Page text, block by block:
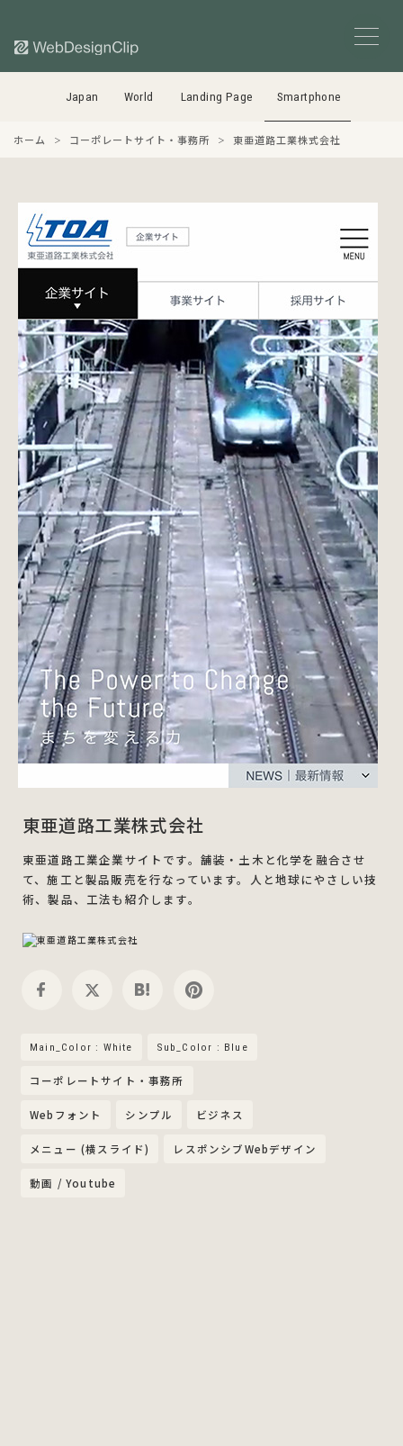
Japan World Landing Page Smartphone
ホーム コーポレートサイト・事務所 東亜道路工業株式会社
東亜道路工業株式会社
東亜道路工業企業サイトです。舗装・土木と化学を融合させ
て、施工と製品販売を行なっています。人と地球にやさしい技
術、製品、工法も紹介します。
Main_Color : White Sub_Color : Blue
コーポレートサイト・事務所
Webフォント シンプル ビジネス
メニュー (横スライド) レスポンシブWebデザイン
動画 / Youtube